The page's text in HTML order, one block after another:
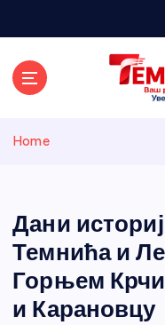
Home
Дани
Темнића и
Горњем
и Карановцу